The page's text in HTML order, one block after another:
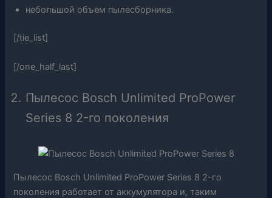
небольшой объем пылесборника.
[/tie_list]
[/one_half_last]
Пылесос Bosch Unlimited ProPower
Series 8 2-го поколения
Пылесос Bosch Unlimited ProPower Series 8 2-го
поколения работает от аккумулятора и, таким